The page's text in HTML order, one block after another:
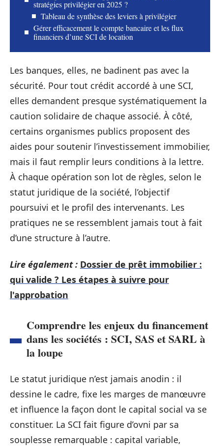
stratégies privilégier en 2025 ?
Tableau de synthèse des leviers à privilégier
Gérer efficacement le compte bancaire et les flux
financiers d’une SCI de location
Les banques, elles, ne badinent pas avec la
sécurité. Pour tout crédit accordé à une SCI,
elles demandent presque systématiquement la
caution solidaire de chaque associé. À côté,
certains organismes publics proposent des
aides pour soutenir l’investissement immobilier,
mais il faut remplir leurs conditions à la lettre.
À chaque opération son lot de règles, selon le
statut juridique de la société, l’objectif
poursuivi et le profil des intervenants. Les
pratiques ne se ressemblent jamais tout à fait
d’une structure à l’autre.
Lire également : Dossier de prêt immobilier :
qui valide ? Les étapes à suivre pour
l'approbation
Comprendre les enjeux du financement
dans les sociétés : SCI, SAS et SARL à
la loupe
Le statut juridique n’est jamais anodin : il
dessine le cadre, fixe les marges de manœuvre
et influence la façon dont le capital social va se
constituer. La SCI fait figure d’ovni par sa
souplesse remarquable : capital variable,